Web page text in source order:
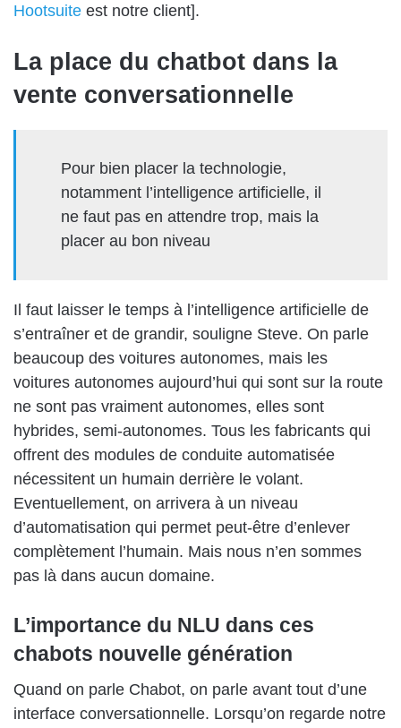
Hootsuite est notre client].
La place du chatbot dans la
vente conversationnelle
Pour bien placer la technologie,
notamment l’intelligence artificielle, il
ne faut pas en attendre trop, mais la
placer au bon niveau
Il faut laisser le temps à l’intelligence artificielle de
s’entraîner et de grandir, souligne Steve. On parle
beaucoup des voitures autonomes, mais les
voitures autonomes aujourd’hui qui sont sur la route
ne sont pas vraiment autonomes, elles sont
hybrides, semi-autonomes. Tous les fabricants qui
offrent des modules de conduite automatisée
nécessitent un humain derrière le volant.
Eventuellement, on arrivera à un niveau
d’automatisation qui permet peut-être d’enlever
complètement l’humain. Mais nous n’en sommes
pas là dans aucun domaine.
L’importance du NLU dans ces
chabots nouvelle génération
Quand on parle Chabot, on parle avant tout d’une
interface conversationnelle. Lorsqu’on regarde notre